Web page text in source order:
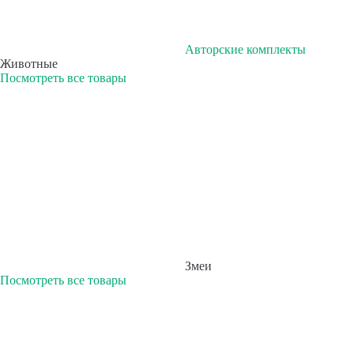
Авторские комплекты
Животные
Посмотреть все товары
Змеи
Посмотреть все товары